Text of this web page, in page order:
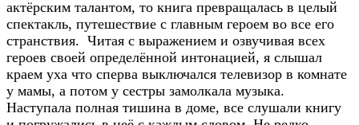
актёрским талантом, то книга превращалась в целый
спектакль, путешествие с главным героем во все его
странствия. Читая с выражением и озвучивая всех
героев своей определённой интонацией, я слышал
краем уха что сперва выключался телевизор в комнате
у мамы, а потом у сестры замолкала музыка.
Наступала полная тишина в доме, все слушали книгу